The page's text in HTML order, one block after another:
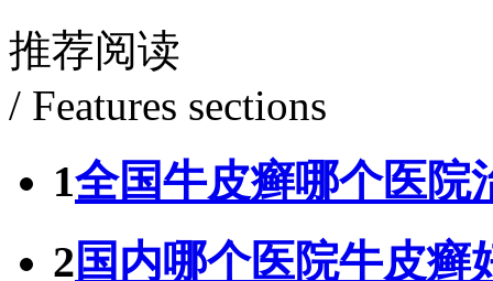
推荐阅读
/ Features sections
1全国牛皮癣哪个医院
2国内哪个医院牛皮癣